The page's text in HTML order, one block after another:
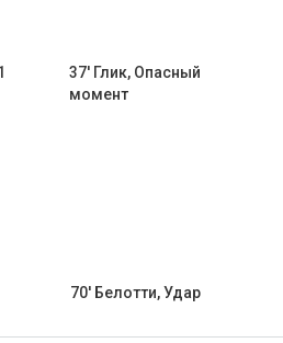
37' Глик, Опасный
момент
70' Белотти, Удар